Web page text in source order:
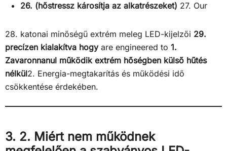
26. (hőstressz károsítja az alkatrészeket) 27. Our
28. katonai minőségű extrém meleg LED-kijelzői 29.
precízen kialakítva hogyare engineered to 1.
Zavaronnanul működik extrém hőségben külső hűtés
nélkül2. Energia-megtakarítás és működési idő
csökkentése érdekében.
3. 2. Miért nem működnek